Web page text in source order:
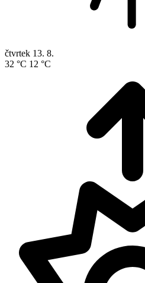
čtvrtek 13. 8.
32 °C 12 °C